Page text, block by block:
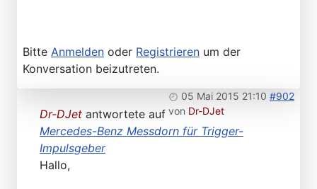
Bitte Anmelden oder Registrieren um der
Konversation beizutreten.
05 Mai 2015 21:10 #902
von Dr-DJet
Dr-DJet antwortete auf
Mercedes-Benz Messdorn für Trigger-
Impulsgeber
Hallo,